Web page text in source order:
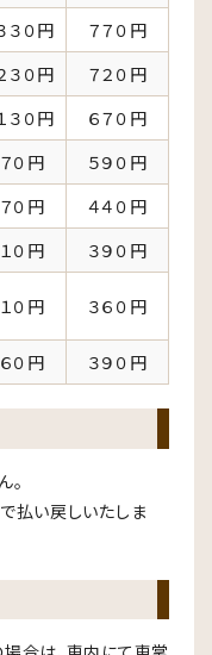
３０円
７７０円
３０円
７２０円
３０円
６７０円
０円
５９０円
０円
４４０円
０円
３９０円
０円 ３６０円
０円 ３９０円
。
払い戻しいたしま